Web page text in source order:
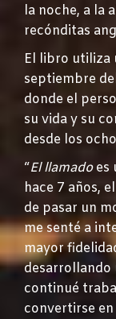
la noche, a la
recónditas
El libro utiliza
septiembre
donde el
su vida y su
desde los
“El llamadoes
hace 7 años,
de pasar un
me senté a
mayor
desarrollando
continué
convertirse